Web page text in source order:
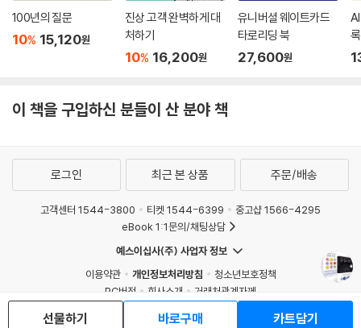
100년의 질문
10% 15,120원
진상 고객 완벽하게 대
처하기
10% 16,200원
유니버셜 웨이트카드
타로리딩 북
27,600원
이 책을 구입하신 분들이 산 분야 책
선물하기 바로구매 카트담기
로그인 최근 본 상품 주문/배송
고객센터 1544-3800 티켓 1544-6399
중고샵 1566-4295
eBook 1:1문의/채팅상담
예스이십사(주) 사업자 정보
이용약관
개인정보처리방침
청소년보호정책
PC버전
회사소개
거래처관계자께